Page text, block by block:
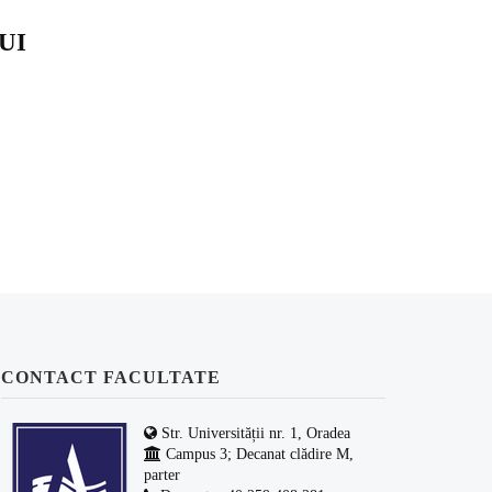
CONTACT FACULTATE
Str. Universității nr. 1, Oradea
Campus 3; Decanat clădire M,
parter